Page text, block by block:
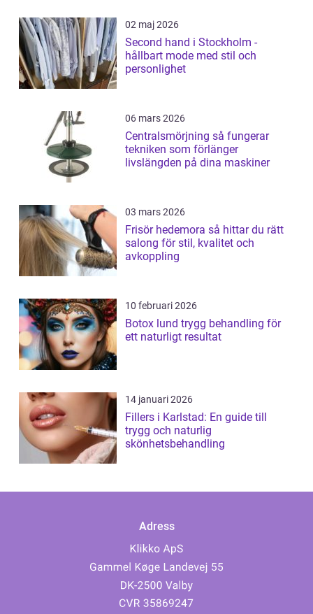
02 maj 2026
Second hand i Stockholm -
hållbart mode med stil och
personlighet
06 mars 2026
Centralsmörjning så fungerar
tekniken som förlänger
livslängden på dina maskiner
03 mars 2026
Frisör hedemora så hittar du rätt
salong för stil, kvalitet och
avkoppling
10 februari 2026
Botox lund trygg behandling för
ett naturligt resultat
14 januari 2026
Fillers i Karlstad: En guide till
trygg och naturlig
skönhetsbehandling
Adress